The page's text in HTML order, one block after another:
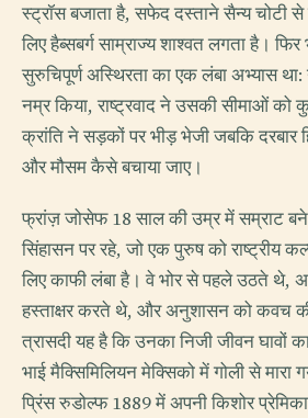
स्ट्रॉस बजाता है, सफेद दस्ताने सैन्य
लिए हैब्सबर्ग साम्राज्य शाश्वत लगता है।
सुरुचिपूर्ण अस्थिरता का एक लंबा अभ्यास
नम्र किया, राष्ट्रवाद ने उसकी सीमाओं
क्रांति ने सड़कों पर भीड़ भेजी जबकि दरबार
और मौसम कैसे बचाया जाए।
फ्रांज़ जोसेफ 18 साल की उम्र में सम्राट
सिंहासन पर रहे, जो एक पुरुष को राष्ट्रीय
लिए काफी लंबा है। वे भोर से पहले उठते
हस्ताक्षर करते थे, और अनुशासन को कवच
त्रासदी यह है कि उनका निजी जीवन
भाई मैक्सिमिलियन मेक्सिको में गोली से मारा
प्रिंस रुडोल्फ 1889 में अपनी किशोर